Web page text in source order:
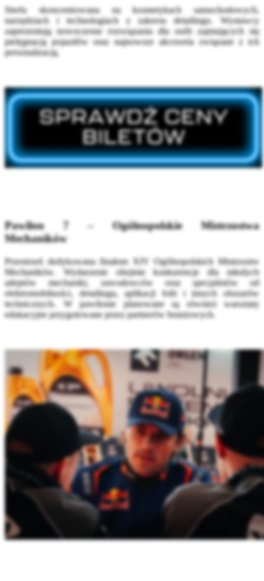
Strefa skoncentrowana na kosmetykach samochodowych,
narzędziach i technologiach z zakresu detailingu. Wystawcy
zaprezentują nowoczesne rozwiązania dla osób zajmujących się
pielęgnacją pojazdów oraz najnowsze akcesoria związane z ich
personalizacją.
Pawilon 7 – Ogólnopolskie Mistrzostwa
Mechaników
Przestrzeń dedykowana finałom XIV Ogólnopolskich Mistrzostw
Mechaników. Wydarzenie obejmie konkurencje dla młodych
adeptów mechaniki, zawodowców oraz specjalistów od
elektromobilności, detailingu, aplikacji folii i innych obszarów
technicznych. W pawilonie planowane są również warsztaty
edukacyjne przygotowane przez partnerów branżowych.